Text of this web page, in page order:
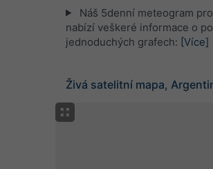
Náš 5denní meteogram
nabízí veškeré informace o
jednoduchých grafech: [Více]
Živá satelitní mapa,